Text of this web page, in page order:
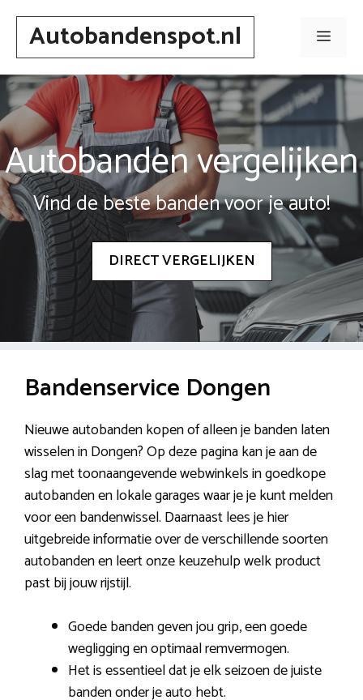
Spring
inhoudAutobandenspot.nl Menu
Autobanden vergelijken
Vind de beste banden voor je auto!
DIRECT VERGELIJKEN
Bandenservice Dongen
Nieuwe autobanden kopen of alleen je banden laten
wisselen in Dongen? Op deze pagina kan je aan de
slag met toonaangevende webwinkels in goedkope
autobanden en lokale garages waar je je kunt melden
voor een bandenwissel. Daarnaast lees je hier
uitgebreide informatie over de verschillende soorten
autobanden en leert onze keuzehulp welk product
past bij jouw rijstijl.
Goede banden geven jou grip, een goede
wegligging en optimaal remvermogen.
Het is essentieel dat je elk seizoen de juiste
banden onder je auto hebt.